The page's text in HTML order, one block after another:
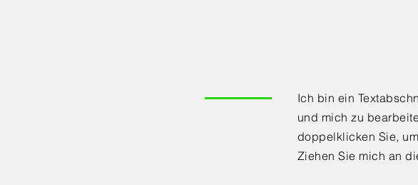
Ich bin ein
und mich zu
doppelklicken Sie,
Ziehen Sie mich an